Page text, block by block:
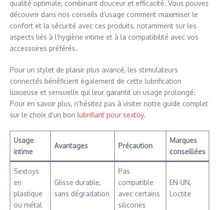
qualité optimale, combinant douceur et efficacité. Vous pouvez
découvrir dans nos conseils d’usage comment maximiser le
confort et la sécurité avec ces produits, notamment sur les
aspects liés à l’hygiène intime et à la compatibilité avec vos
accessoires préférés.
Pour un stylet de plaisir plus avancé, les stimulateurs
connectés bénéficient également de cette lubrification
luxueuse et sensuelle qui leur garantit un usage prolongé.
Pour en savoir plus, n’hésitez pas à visiter notre guide complet
sur le choix d’un bon lubrifiant pour sextoy.
Usage
intime
Avantages Précaution
Marques
conseillées
Sextoys
en
plastique
ou métal
Glisse durable,
sans dégradation
Pas
compatible
avec certains
silicones
EN-UN,
Loctite